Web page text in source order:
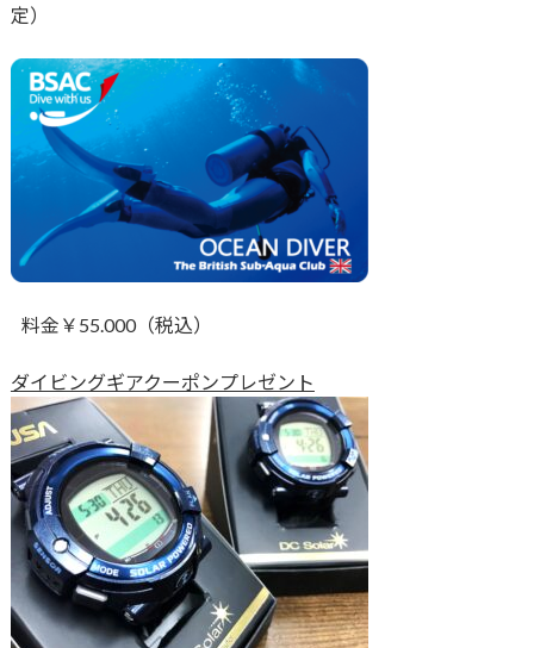
定）
料金￥55.000（税込）
ダイビングギアクーポンプレゼント